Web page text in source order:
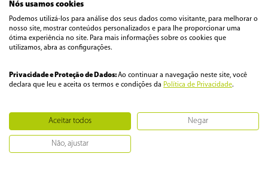
Nós usamos cookies
Podemos utilizá-los para análise dos seus dados como visitante, para melhorar o
nosso site, mostrar conteúdos personalizados e para lhe proporcionar uma
ótima experiência no site. Para mais informações sobre os cookies que
utilizamos, abra as configurações.
Privacidade e Proteção de Dados:Ao continuar a navegação neste site, você
declara que leu e aceita os termos e condições da Política de Privacidade.
Aceitar todos Negar
Não, ajustar